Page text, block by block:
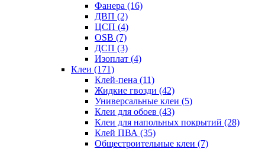
Фанера (16)
ДВП (2)
ЦСП (4)
OSB (7)
ДСП (3)
Изоплат (4)
Клеи (171)
Клей-пена (11)
Жидкие гвозди (42)
Универсальные клеи (5)
Клеи для обоев (43)
Клеи для напольных покрытий (28)
Клей ПВА (35)
Общестроительные клеи (7)